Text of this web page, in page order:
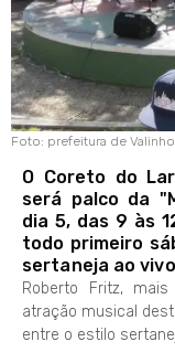
Foto: prefeitura de
O Coreto do
será palco da
dia 5, das 9 às
todo primeiro
sertaneja ao
Roberto Fritz,
atração musical
entre o estilo